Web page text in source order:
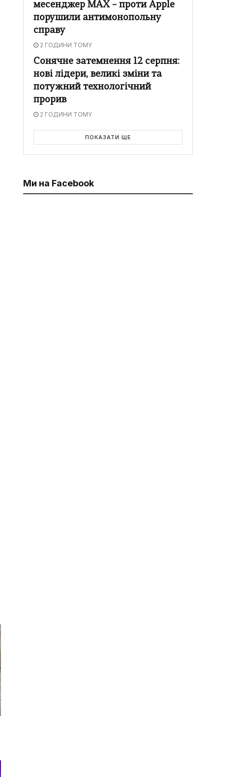
месенджер MAX – проти Apple
порушили антимонопольну
справу
2 ГОДИНИ ТОМУ
Сонячне затемнення 12 серпня:
нові лідери, великі зміни та
потужний технологічний
прорив
2 ГОДИНИ ТОМУ
ПОКАЗАТИ ЩЕ
Ми на Facebook